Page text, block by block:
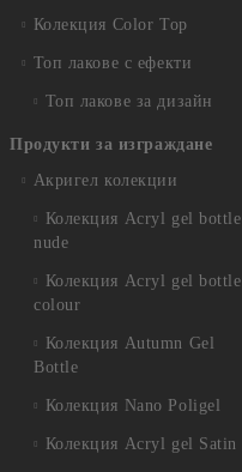
Колекция Color Top
Топ лакове с ефекти
Топ лакове за дизайн
Продукти за изграждане
Акригел колекции
Колекция Acryl gel bottle
nude
Колекция Acryl gel bottle
colour
Колекция Autumn Gel
Bottle
Колекция Nano Poligel
Колекция Acryl gel Satin